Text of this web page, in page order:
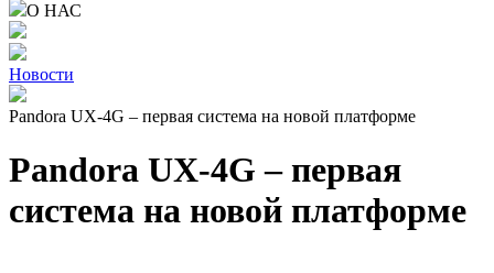
О НАС
Новости
Pandora UX-4G – первая система на новой платформе
Pandora UX-4G – первая
система на новой платформе